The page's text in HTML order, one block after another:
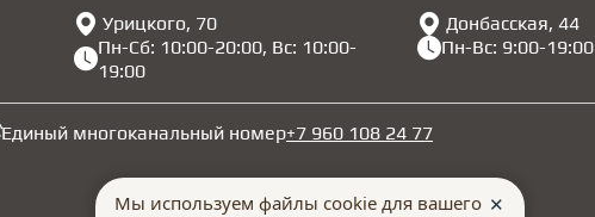
Урицкого, 70
Пн-Сб: 10:00-20:00, Вс: 10:00-
19:00
Донбасская, 44
Пн-Вс: 9:00-19:00
Единый многоканальный номер+7 960 108 24 77
Мы используем файлы cookie для вашего ✕